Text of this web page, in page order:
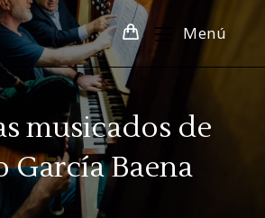
Menú
musicados de
García Baena